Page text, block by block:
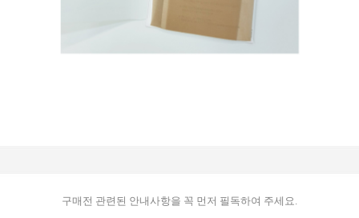
구매전 관련된 안내사항을 꼭 먼저 필독하여 주세요.